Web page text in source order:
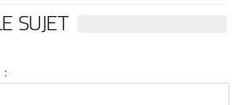
SUJET